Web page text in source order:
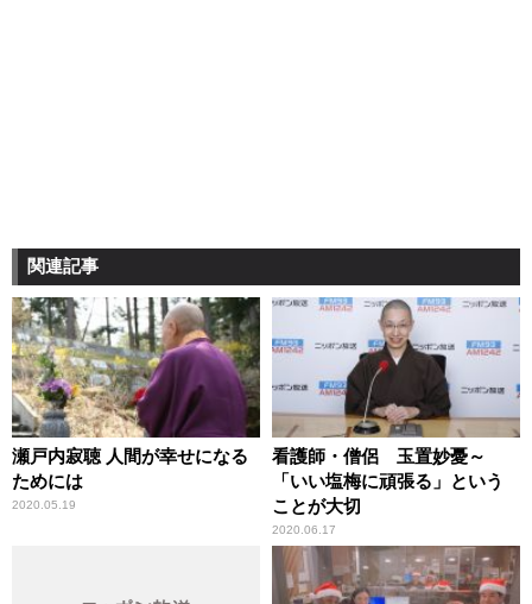
関連記事
瀬戸内寂聴 人間が幸せになる
ためには
2020.05.19
看護師・僧侶 玉置妙憂～
「いい塩梅に頑張る」という
ことが大切
2020.06.17